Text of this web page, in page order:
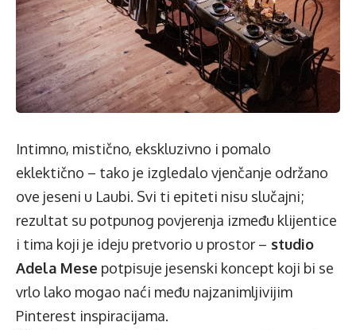
Intimno, mistično, ekskluzivno i pomalo
eklektično – tako je izgledalo vjenčanje održano
ove jeseni u Laubi. Svi ti epiteti nisu slučajni;
rezultat su potpunog povjerenja između klijentice
i tima koji je ideju pretvorio u prostor – studio
Adela Mese potpisuje jesenski koncept koji bi se
vrlo lako mogao naći među najzanimljivijim
Pinterest inspiracijama.